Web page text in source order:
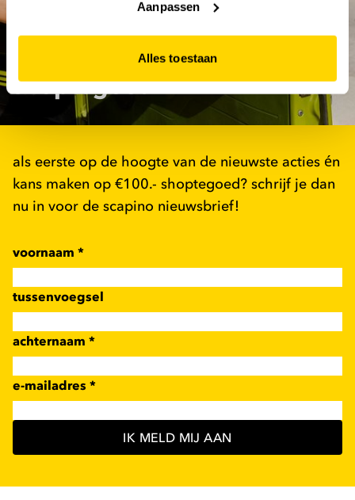
Aanpassen
Alles toestaan
abonneer en win €100.-
shoptegoed
als eerste op de hoogte van de nieuwste acties én
kans maken op €100.- shoptegoed? schrijf je dan
nu in voor de scapino nieuwsbrief!
voornaam *
tussenvoegsel
achternaam *
e-mailadres *
IK MELD MIJ AAN